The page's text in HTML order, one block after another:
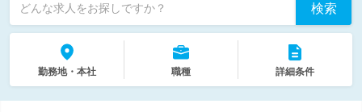
どんな求人をお探しですか？ 検索
勤務地・本社 職種 詳細条件